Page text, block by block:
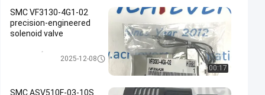
00:17
SMC VF3130-4G1-02
precision-engineered
solenoid valve
2025-12-08
SMC ASV510F-03-10S